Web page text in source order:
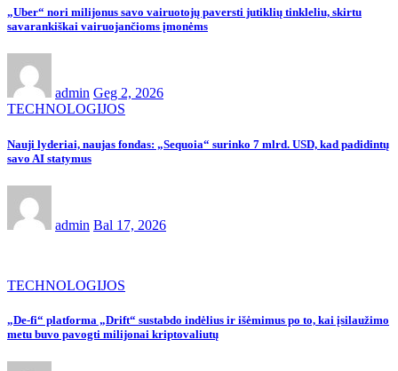
„Uber“ nori milijonus savo vairuotojų paversti jutiklių tinkleliu, skirtu
savarankiškai vairuojančioms įmonėms
admin Geg 2, 2026
TECHNOLOGIJOS
Nauji lyderiai, naujas fondas: „Sequoia“ surinko 7 mlrd. USD, kad padidintų
savo AI statymus
admin Bal 17, 2026
TECHNOLOGIJOS
„De-fi“ platforma „Drift“ sustabdo indėlius ir išėmimus po to, kai įsilaužimo
metu buvo pavogti milijonai kriptovaliutų